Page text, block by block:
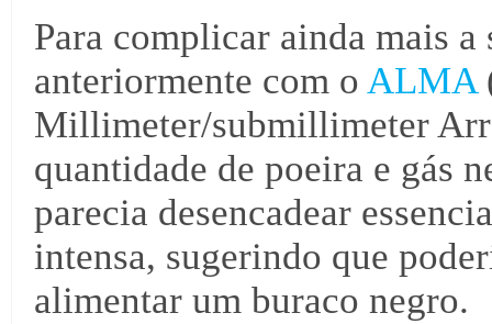
Para complicar ainda mais
anteriormente com o ALMA
Millimeter/submillimeter
quantidade de poeira e gás
parecia desencadear
intensa, sugerindo que
alimentar um buraco negro.